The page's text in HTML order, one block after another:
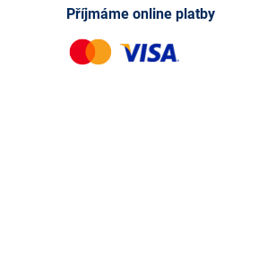
Příjmáme online platby